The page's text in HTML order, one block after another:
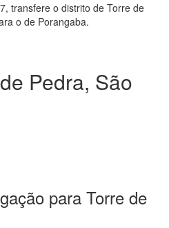
transfere o distrito de Torre de
o de Porangaba.
Pedra, São
para Torre de